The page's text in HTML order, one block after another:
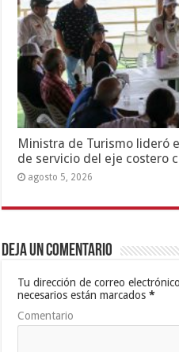
Ministra de Turismo lideró
de servicio del eje costero
agosto 5, 2026
Deja un comentario
Tu dirección de correo
necesarios están marcados*
Comentario